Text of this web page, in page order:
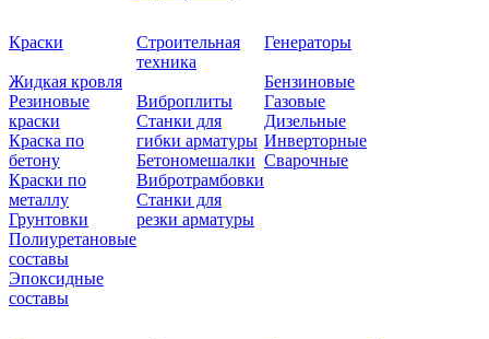
Краски
Жидкая кровля
Резиновые
краски
Краска по
бетону
Краски по
металлу
Грунтовки
Полиуретановые
составы
Эпоксидные
составы
Строительная
техника
Виброплиты
Станки для
гибки арматуры
Бетономешалки
Вибротрамбовки
Станки для
резки арматуры
Генераторы
Бензиновые
Газовые
Дизельные
Инверторные
Сварочные